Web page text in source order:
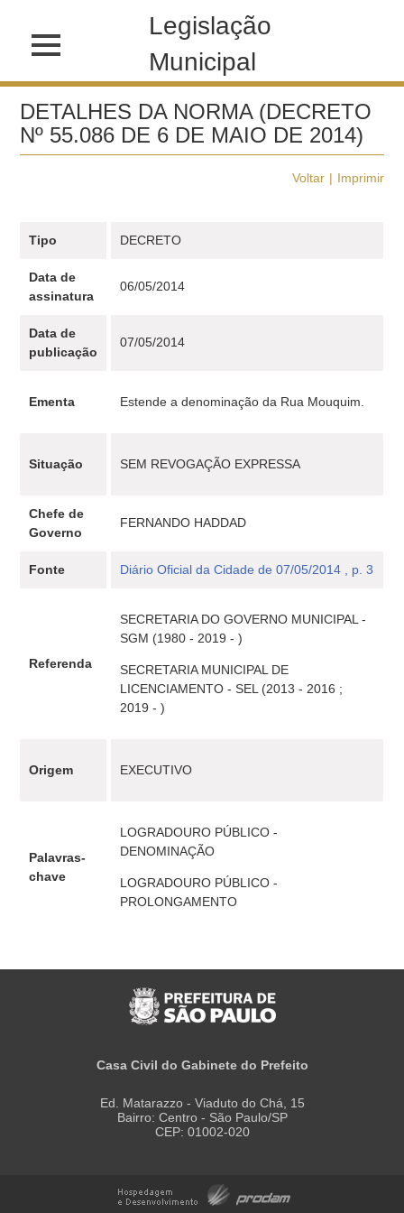
Legislação
Municipal
DETALHES DA NORMA (DECRETO
Nº 55.086 DE 6 DE MAIO DE 2014)
Voltar Imprimir
Tipo DECRETO
Data de
assinatura
06/05/2014
Data de
publicação
07/05/2014
Ementa Estende a denominação da Rua Mouquim.
Situação SEM REVOGAÇÃO EXPRESSA
Chefe de
Governo
FERNANDO HADDAD
Fonte Diário Oficial da Cidade de 07/05/2014 , p. 3
Referenda
SECRETARIA DO GOVERNO MUNICIPAL -
SGM (1980 - 2019 - )
SECRETARIA MUNICIPAL DE
LICENCIAMENTO - SEL (2013 - 2016 ;
2019 - )
Origem EXECUTIVO
Palavras-
chave
LOGRADOURO PÚBLICO -
DENOMINAÇÃO
LOGRADOURO PÚBLICO -
PROLONGAMENTO
Casa Civil do Gabinete do Prefeito
Ed. Matarazzo - Viaduto do Chá, 15
Bairro: Centro - São Paulo/SP
CEP: 01002-020